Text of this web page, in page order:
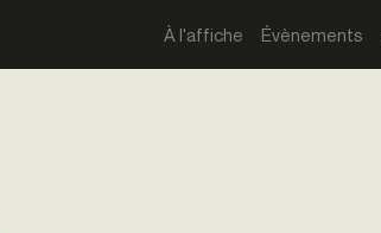
À l'affiche Évènements